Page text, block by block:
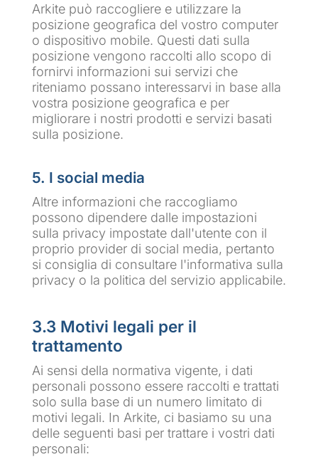
Arkite può raccogliere e utilizzare la
posizione geografica del vostro computer
o dispositivo mobile. Questi dati sulla
posizione vengono raccolti allo scopo di
fornirvi informazioni sui servizi che
riteniamo possano interessarvi in base alla
vostra posizione geografica e per
migliorare i nostri prodotti e servizi basati
sulla posizione.
5. I social media
Altre informazioni che raccogliamo
possono dipendere dalle impostazioni
sulla privacy impostate dall'utente con il
proprio provider di social media, pertanto
si consiglia di consultare l'informativa sulla
privacy o la politica del servizio applicabile.
3.3 Motivi legali per il
trattamento
Ai sensi della normativa vigente, i dati
personali possono essere raccolti e trattati
solo sulla base di un numero limitato di
motivi legali. In Arkite, ci basiamo su una
delle seguenti basi per trattare i vostri dati
personali: